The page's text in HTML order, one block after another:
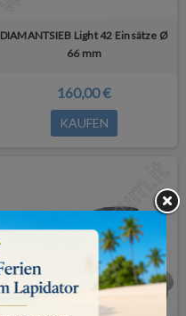
DIAMANTSIEB Light 42 Einsätze Ø
66 mm
160,00 €
KAUFEN